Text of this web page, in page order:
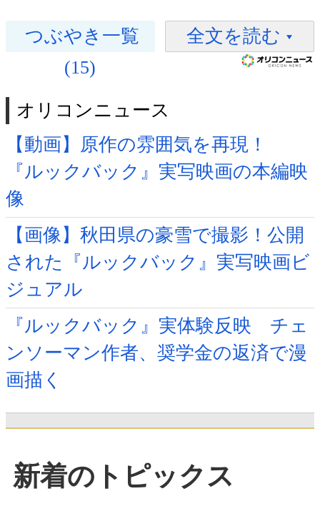
つぶやき一覧
(15)
全文を読む
オリコンニュース
【動画】原作の雰囲気を再現！
『ルックバック』実写映画の本編映
像
【画像】秋田県の豪雪で撮影！公開
された『ルックバック』実写映画ビ
ジュアル
『ルックバック』実体験反映 チェ
ンソーマン作者、奨学金の返済で漫
画描く
新着のトピックス